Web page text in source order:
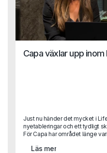
Capa växlar upp
Just nu händer det mycket i
nyetableringar och ett tydligt
För Capa har området länge
dedikerat affärsområde och
Läs mer